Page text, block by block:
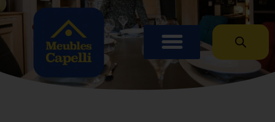
Panneau de gestion des cookies